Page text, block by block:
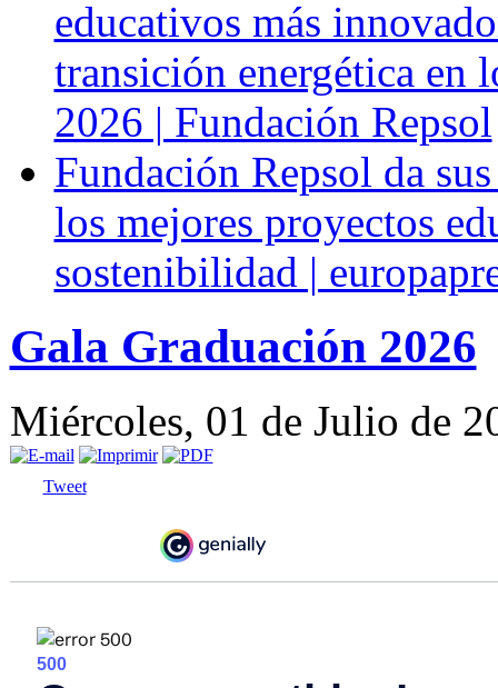
educativos más
transición energética en
2026 | Fundación Repsol
Fundación Repsol da
los mejores proyectos
sostenibilidad |
Gala Graduación 2026
Miércoles, 01 de Julio de
Tweet